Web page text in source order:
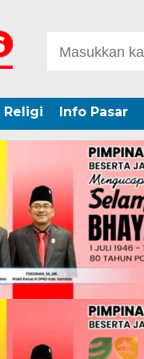
Religi Info Pasar